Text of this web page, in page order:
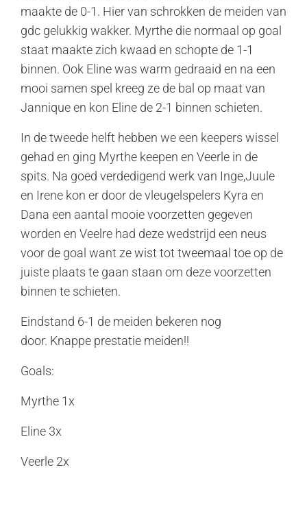
maakte de 0-1. Hier van schrokken de meiden van
gdc gelukkig wakker. Myrthe die normaal op goal
staat maakte zich kwaad en schopte de 1-1
binnen. Ook Eline was warm gedraaid en na een
mooi samen spel kreeg ze de bal op maat van
Jannique en kon Eline de 2-1 binnen schieten.
In de tweede helft hebben we een keepers wissel
gehad en ging Myrthe keepen en Veerle in de
spits. Na goed verdedigend werk van Inge,Juule
en Irene kon er door de vleugelspelers Kyra en
Dana een aantal mooie voorzetten gegeven
worden en Veelre had deze wedstrijd een neus
voor de goal want ze wist tot tweemaal toe op de
juiste plaats te gaan staan om deze voorzetten
binnen te schieten.
Eindstand 6-1 de meiden bekeren nog
door. Knappe prestatie meiden!!
Goals:
Myrthe 1x
Eline 3x
Veerle 2x